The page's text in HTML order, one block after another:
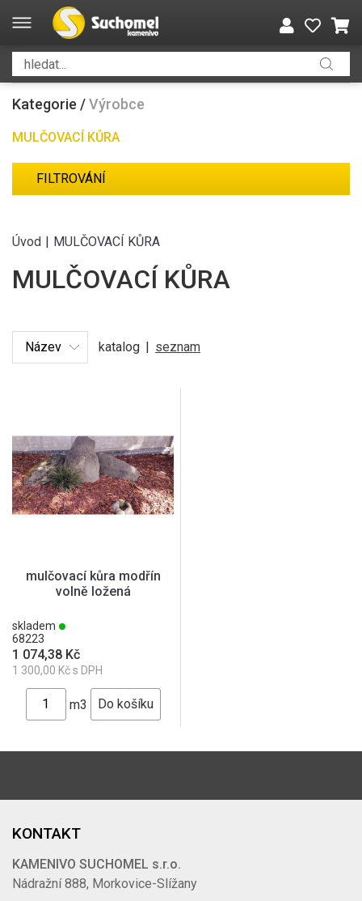
Kategorie /Výrobce
MULČOVACÍ KŮRA
FILTROVÁNÍ
Úvod | MULČOVACÍ KŮRA
MULČOVACÍ KŮRA
katalog | seznam
mulčovací kůra modřín
volně ložená
skladem
68223
1 074,38 Kč
1 300,00 Kč s DPH
m3
KONTAKT
KAMENIVO SUCHOMEL s.r.o.
Nádražní 888, Morkovice-Slížany